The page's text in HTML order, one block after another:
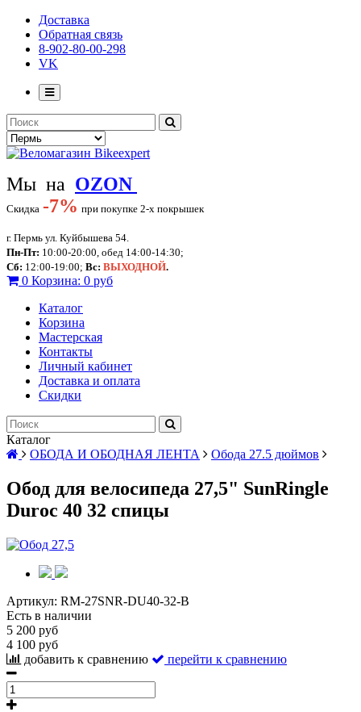
Доставка
Обратная связь
8-902-80-00-298
VK
Мы на OZON
Скидка -7% при покупке 2-х покрышек
г. Пермь ул. Куйбышева 54.
Пн-Пт: 10:00-20:00, обед 14:00-14:30;
Сб: 12:00-19:00; Вс: ВЫХОДНОЙ.
0 Корзина: 0 руб
Каталог
Корзина
Мастерская
Контакты
Личный кабинет
Доставка и оплата
Скидки
Каталог
ОБОДА И ОБОДНАЯ ЛЕНТА
Обода 27.5 дюймов
Обод для велосипеда 27,5" SunRingle
Duroc 40 32 спицы
Артикул: RM-27SNR-DU40-32-B
Есть в наличии
5 200 руб
4 100 руб
добавить к сравнению
перейти к сравнению